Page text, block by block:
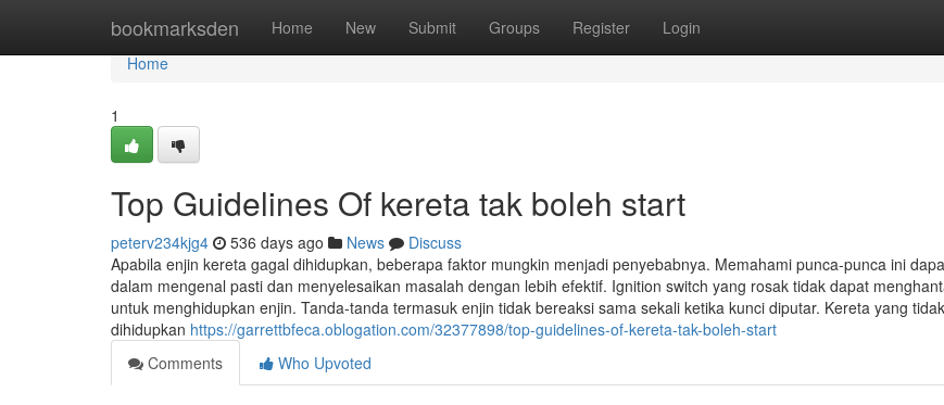
bookmarksden Home New Submit Groups Register Login
Home
Home
1
Top Guidelines Of kereta tak boleh start
peterv234kjg4 536 days ago News
Discuss
Apabila enjin kereta gagal dihidupkan, beberapa faktor mungkin menjadi penyebabnya. Memahami punca-punca ini
dalam mengenal pasti dan menyelesaikan masalah dengan lebih efektif. Ignition switch yang rosak tidak dapat
untuk menghidupkan enjin. Tanda-tanda termasuk enjin tidak bereaksi sama sekali ketika kunci diputar. Kereta yang
dihidupkan https://garrettbfeca.oblogation.com/32377898/top-guidelines-of-kereta-tak-boleh-start
Comments
Who Upvoted